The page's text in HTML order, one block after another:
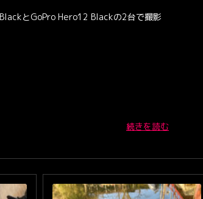
とGoPro Hero12 Blackの2台で撮影
続きを読む